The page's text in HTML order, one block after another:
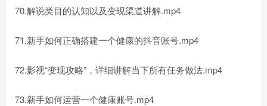
70.解说类目的认知以及变现渠道讲解.mp4
71.新手如何正确搭建一个健康的抖音账号.mp4
72.影视“变现攻略”，详细讲解当下所有任务做法.mp4
73.新手如何运营一个健康账号.mp4